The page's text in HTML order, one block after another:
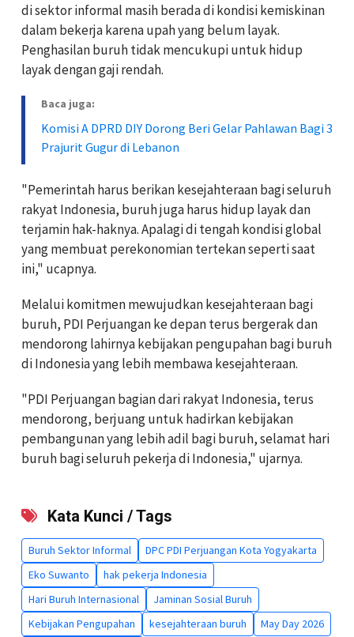
di sektor informal masih berada di kondisi kemiskinan
dalam bekerja karena upah yang belum layak.
Penghasilan buruh tidak mencukupi untuk hidup
layak dengan gaji rendah.
Baca juga:
Komisi A DPRD DIY Dorong Beri Gelar Pahlawan Bagi 3
Prajurit Gugur di Lebanon
"Pemerintah harus berikan kesejahteraan bagi seluruh
rakyat Indonesia, buruh juga harus hidup layak dan
terjamin hak-haknya. Apalagi di tengah kondisi global
yang membuat perekonomian tertekan seperti saat
ini," ucapnya.
Melalui komitmen mewujudkan kesejahteraan bagi
buruh, PDI Perjuangan ke depan terus bergerak dan
mendorong lahirnya kebijakan pengupahan bagi buruh
di Indonesia yang lebih membawa kesejahteraan.
"PDI Perjuangan bagian dari rakyat Indonesia, terus
mendorong, berjuang untuk hadirkan kebijakan
pembangunan yang lebih adil bagi buruh, selamat hari
buruh bagi seluruh pekerja di Indonesia," ujarnya.
Kata Kunci / Tags
Buruh Sektor Informal
DPC PDI Perjuangan Kota Yogyakarta
Eko Suwanto
hak pekerja Indonesia
Hari Buruh Internasional
Jaminan Sosial Buruh
Kebijakan Pengupahan
kesejahteraan buruh May Day 2026